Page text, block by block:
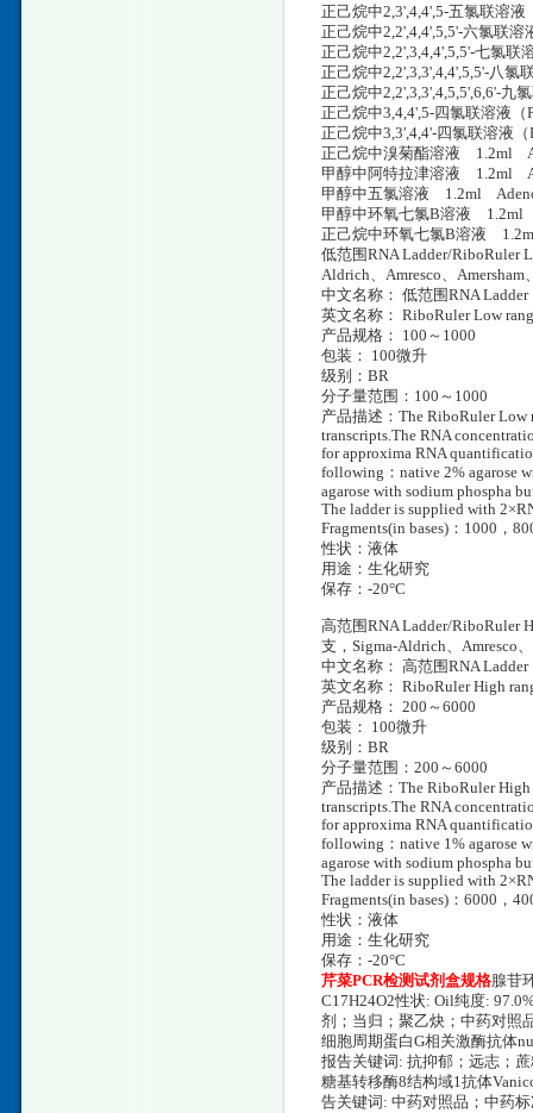
正己烷中2,3',4,4',5-五氯联溶
正己烷中2,2',4,4',5,5'-六氯联
正己烷中2,2',3,4,4',5,5'-七氯
正己烷中2,2',3,3',4,4',5,5'-八
正己烷中2,2',3,3',4,5,5',6,6'-
正己烷中3,4,4',5-四氯联溶液
正己烷中3,3',4,4'-四氯联溶液
正己烷中溴菊酯溶液 1.2ml
甲醇中阿特拉津溶液 1.2ml
甲醇中五氯溶液 1.2ml
甲醇中环氧七氯B溶液 1.2ml
正己烷中环氧七氯B溶液
低范围RNA Ladder/RiboRuler
Aldrich、Amresco、
中文名称： 低范围RNA Ladder
英文名称： RiboRuler Low
产品规格： 100～1000
包装： 100微升
级别：BR
分子量范围：100～1000
产品描述：The RiboRuler Low
transcripts.The RNA
for approxima RNA
following：native 2% agarose
agarose with sodium phospha
The ladder is supplied with
Fragments(in bases)：1000，
性状：液体
用途：生化研究
保存：-20°C
高范围RNA Ladder/RiboRuler
支，Sigma-Aldrich、Amresco
中文名称： 高范围RNA Ladder
英文名称： RiboRuler High
产品规格： 200～6000
包装： 100微升
级别：BR
分子量范围：200～6000
产品描述：The RiboRuler High
transcripts.The RNA
for approxima RNA
following：native 1% agarose
agarose with sodium phospha
The ladder is supplied with
Fragments(in bases)：6000，
性状：液体
用途：生化研究
保存：-20°C
芹菜PCR检测试剂盒规格腺苷
C17H24O2性状: Oil纯度:
剂；当归；聚乙炔；中药对照
细胞周期蛋白G相关激酶抗体
报告关键词: 抗抑郁；远志；
糖基转移酶8结构域1抗体
告关键词: 中药对照品；中药